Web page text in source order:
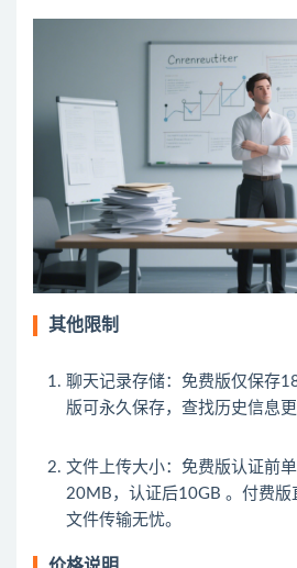
其他限制
聊天记录存储：免费版仅保存
版可永久保存，查找历史信息更
文件上传大小：免费版认证前
20MB，认证后10GB 。付费
文件传输无忧。